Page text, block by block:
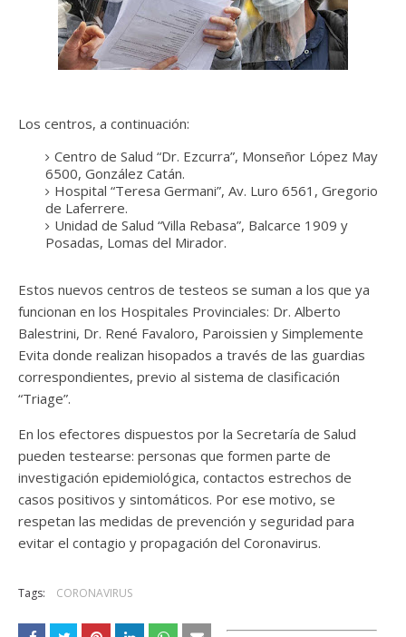
Los centros, a continuación:
Centro de Salud “Dr. Ezcurra”, Monseñor López May
6500, González Catán.
Hospital “Teresa Germani”, Av. Luro 6561, Gregorio
de Laferrere.
Unidad de Salud “Villa Rebasa”, Balcarce 1909 y
Posadas, Lomas del Mirador.
Estos nuevos centros de testeos se suman a los que ya
funcionan en los Hospitales Provinciales: Dr. Alberto
Balestrini, Dr. René Favaloro, Paroissien y Simplemente
Evita donde realizan hisopados a través de las guardias
correspondientes, previo al sistema de clasificación
“Triage”.
En los efectores dispuestos por la Secretaría de Salud
pueden testearse: personas que formen parte de
investigación epidemiológica, contactos estrechos de
casos positivos y sintomáticos. Por ese motivo, se
respetan las medidas de prevención y seguridad para
evitar el contagio y propagación del Coronavirus.
Tags: CORONAVIRUS